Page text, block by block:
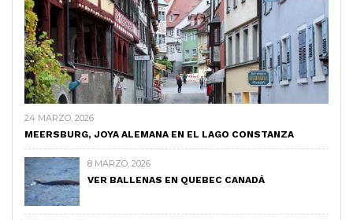
24 MARZO, 2026
MEERSBURG, JOYA ALEMANA EN EL LAGO CONSTANZA
8 MARZO, 2026
VER BALLENAS EN QUEBEC CANADÁ